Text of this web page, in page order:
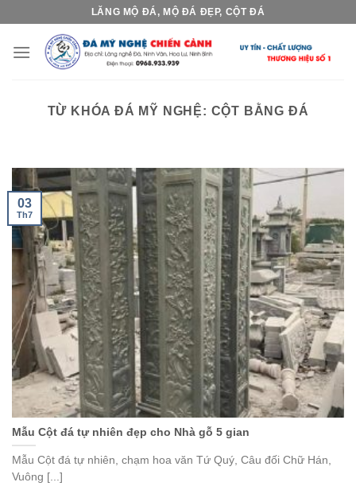
content
LĂNG MỘ ĐÁ, MỘ ĐÁ ĐẸP, CỘT ĐÁ
TỪ KHÓA ĐÁ MỸ NGHỆ: CỘT BẰNG ĐÁ
Mẫu Cột đá tự nhiên đẹp cho Nhà gỗ 5 gian
Mẫu Cột đá tự nhiên, chạm hoa văn Tứ Quý, Câu đối Chữ Hán,
Vuông [...]
03
Th7